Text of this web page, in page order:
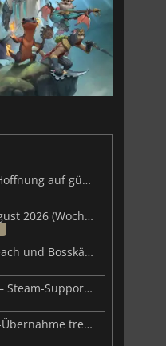
Steam Frame: Preis-Leak zerstört Hoffnung auf günstiges VR-Headset
Neue Videospiele der Woche – August 2026 (Woche 32)
Palworld-Update verbessert Sunreach und Bosskämpfe deutlich
Microsoft überdenkt Project Helix – Steam-Support gefährdet
Malware-Karten und eine Discord-Übernahme treffen Meccha Chameleon